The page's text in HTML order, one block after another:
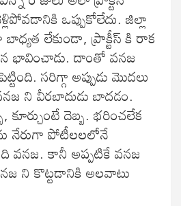
ఒప్పుకోలేదు. జిల్లా
లేకుండా, ప్రాక్టీస్ కి రాక
భావించాడు. దాంతో వనజ
సరిగ్గా అప్పుడు మొదలు
ని వీరబాదుడు బాదడం.
కూర్చుంటే దెబ్బ. భరించలేక
నేరుగా పోటీలలలోనే
వనజ. కానీ అప్పటికే వనజ
ని కొట్టడానికి అలవాటు